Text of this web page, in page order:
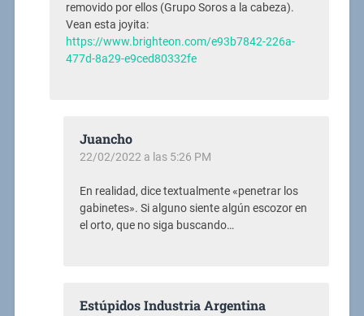
removido por ellos (Grupo Soros a la cabeza).
Vean esta joyita:
https://www.brighteon.com/e93b7842-226a-
477d-8a29-e9ced80332fe
Juancho
22/02/2022 a las 5:26 PM
En realidad, dice textualmente «penetrar los
gabinetes». Si alguno siente algún escozor en
el orto, que no siga buscando…
Estúpidos Industria Argentina